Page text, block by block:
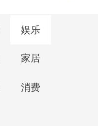
娱乐
家居
消费